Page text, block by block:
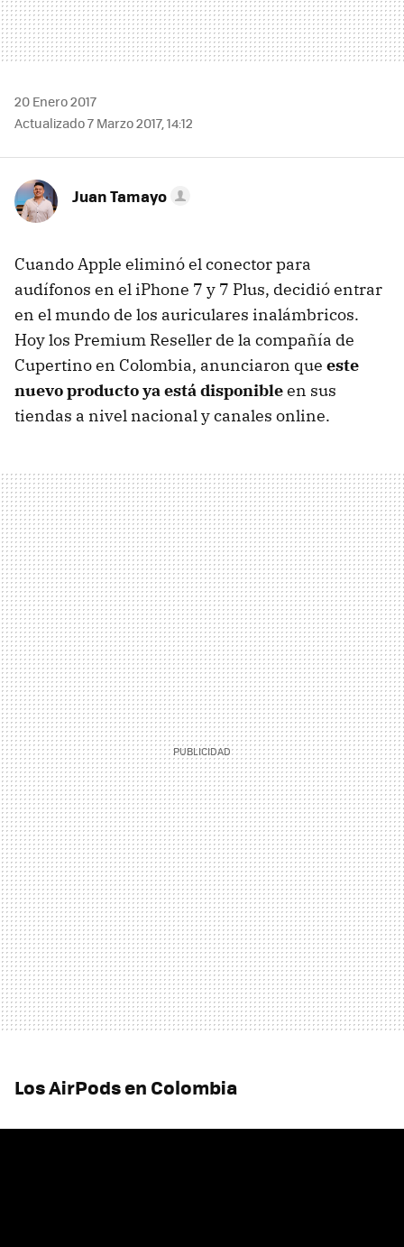
20 Enero 2017
Actualizado 7 Marzo 2017, 14:12
Juan Tamayo
Cuando Apple eliminó el conector para
audífonos en el iPhone 7 y 7 Plus, decidió entrar
en el mundo de los auriculares inalámbricos.
Hoy los Premium Reseller de la compañía de
Cupertino en Colombia, anunciaron que este
nuevo producto ya está disponibleen sus
tiendas a nivel nacional y canales online.
Los AirPods en Colombia